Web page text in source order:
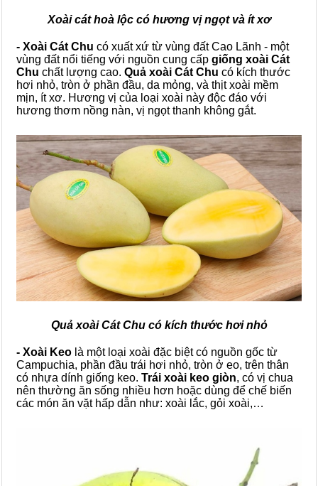
Xoài cát hoà lộc có hương vị ngọt và ít xơ
- Xoài Cát Chu có xuất xứ từ vùng đất Cao Lãnh - một
vùng đất nổi tiếng với nguồn cung cấp giống xoài Cát
Chu chất lượng cao. Quả xoài Cát Chu có kích thước
hơi nhỏ, tròn ở phần đầu, da mỏng, và thịt xoài mềm
mịn, ít xơ. Hương vị của loại xoài này độc đáo với
hương thơm nồng nàn, vị ngọt thanh không gắt.
Quả xoài Cát Chu có kích thước hơi nhỏ
- Xoài Keo là một loại xoài đặc biệt có nguồn gốc từ
Campuchia, phần đầu trái hơi nhỏ, tròn ở eo, trên thân
có nhựa dính giống keo. Trái xoài keo giòn, có vị chua
nên thường ăn sống nhiều hơn hoặc dùng để chế biến
các món ăn vặt hấp dẫn như: xoài lắc, gỏi xoài,…